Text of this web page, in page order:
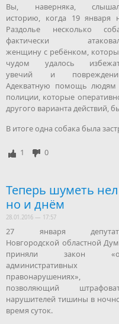
Вы, наверняка,
историю, когда 19 января
Раздолье несколько
фактически
женщину с ребёнком,
чудом удалось
увечий и
Адекватную помощь людям
полиции, которые
другого варианта
В итоге одна собака была
1 0
Теперь шуметь
но и днём
28.01.2016 — 17:57
27 января
Новгородской областной
приняли закон
административных
правонарушениях»,
позволяющий
нарушителей тишины в
время суток.